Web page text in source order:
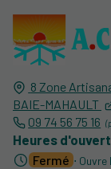
8 Zone
BAIE-MAHAULT
09 74 56 75 16
Heures
Fermé ⋅